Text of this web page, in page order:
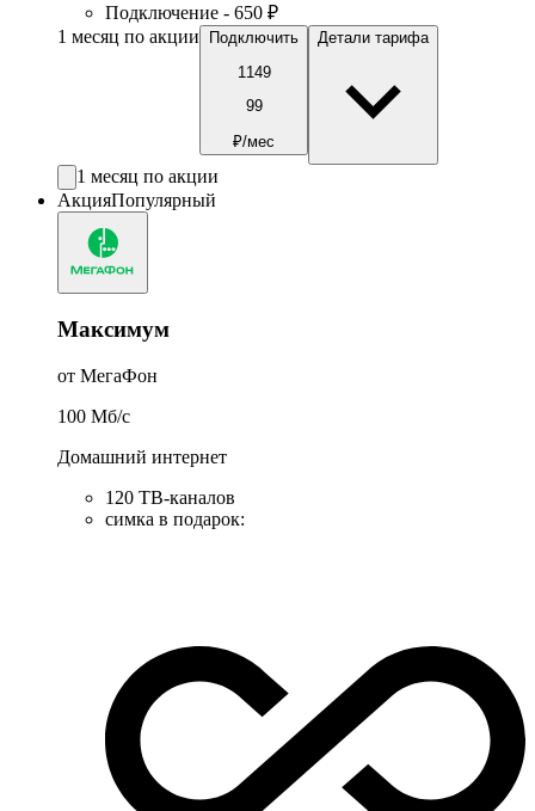
Подключение - 650 ₽
1 месяц по акции
Подключить
1149
99
₽/мес
Детали тарифа
1 месяц по акции
АкцияПопулярный
Максимум
от МегаФон
100 Мб/c
Домашний интернет
120 ТВ-каналов
симка в подарок: